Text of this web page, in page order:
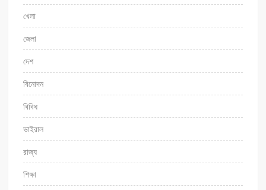
খেলা
জেলা
দেশ
বিনোদন
বিবিধ
ভাইরাল
রাজ্য
শিক্ষা